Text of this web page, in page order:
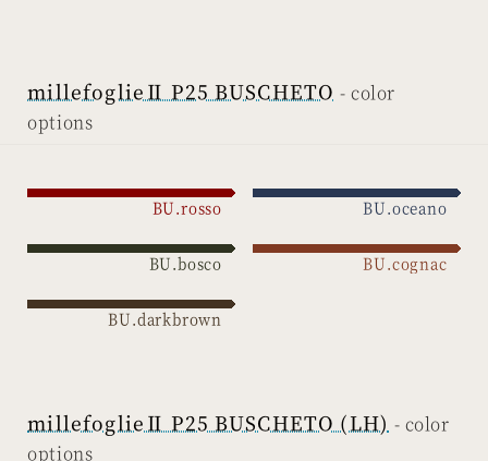
millefoglieⅡ P25 BUSCHETO
BU.rosso BU.oceano
BU.bosco BU.cognac
BU.darkbrown
millefoglieⅡ P25 BUSCHETO (LH)